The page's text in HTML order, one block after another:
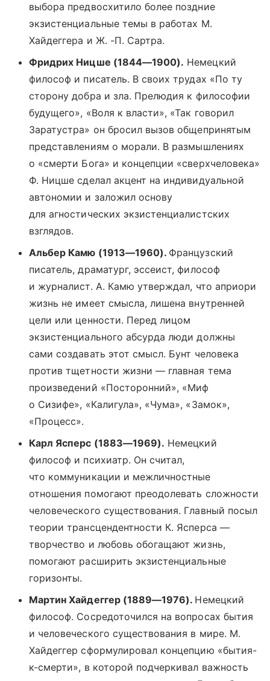
выбора предвосхитило более поздние
экзистенциальные темы в работах М.
Хайдеггера и Ж. -П. Сартра.
Фридрих Ницше (1844—1900). Немецкий
философ и писатель. В своих трудах «По ту
сторону добра и зла. Прелюдия к философии
будущего», «Воля к власти», «Так говорил
Заратустра» он бросил вызов общепринятым
представлениям о морали. В размышлениях
о «смерти Бога» и концепции «сверхчеловека»
Ф. Ницше сделал акцент на индивидуальной
автономии и заложил основу
для агностических экзистенциалистских
взглядов.
Альбер Камю (1913—1960). Французский
писатель, драматург, эссеист, философ
и журналист. А. Камю утверждал, что априори
жизнь не имеет смысла, лишена внутренней
цели или ценности. Перед лицом
экзистенциального абсурда люди должны
сами создавать этот смысл. Бунт человека
против тщетности жизни — главная тема
произведений «Посторонний», «Миф
о Сизифе», «Калигула», «Чума», «Замок»,
«Процесс».
Карл Ясперс (1883—1969). Немецкий
философ и психиатр. Он считал,
что коммуникации и межличностные
отношения помогают преодолевать сложности
человеческого существования. Главный посыл
теории трансцендентности К. Ясперса —
творчество и любовь обогащают жизнь,
помогают расширить экзистенциальные
горизонты.
Мартин Хайдеггер (1889—1976). Немецкий
философ. Сосредоточился на вопросах бытия
и человеческого существования в мире. М.
Хайдеггер сформулировал концепцию «бытия-
к-смерти», в которой подчеркивал важность